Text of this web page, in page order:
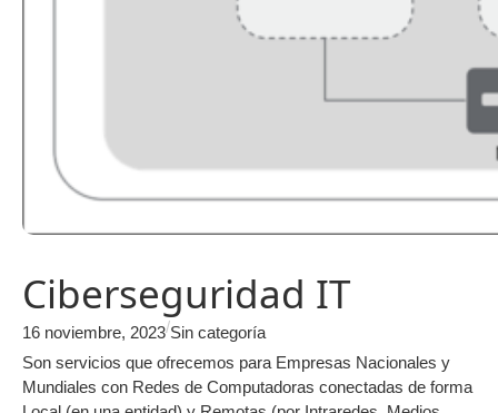
Ciberseguridad IT
16 noviembre, 2023/Sin categoría
Son servicios que ofrecemos para Empresas Nacionales y
Mundiales con Redes de Computadoras conectadas de forma